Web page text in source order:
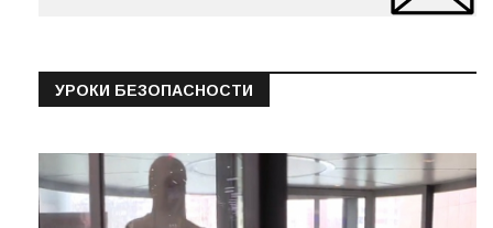
УРОКИ БЕЗОПАСНОСТИ